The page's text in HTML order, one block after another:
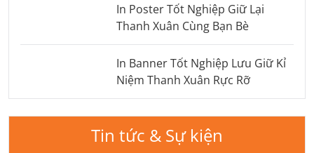
In Poster Tốt Nghiệp Giữ Lại
Thanh Xuân Cùng Bạn Bè
In Banner Tốt Nghiệp Lưu Giữ Kỉ
Niệm Thanh Xuân Rực Rỡ
Tin tức & Sự kiện